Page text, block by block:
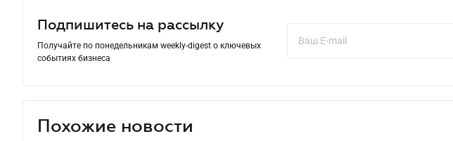
Подпишитесь на рассылку
Получайте по понедельникам weekly-digest о ключевых
событиях бизнеса
Похожие новости